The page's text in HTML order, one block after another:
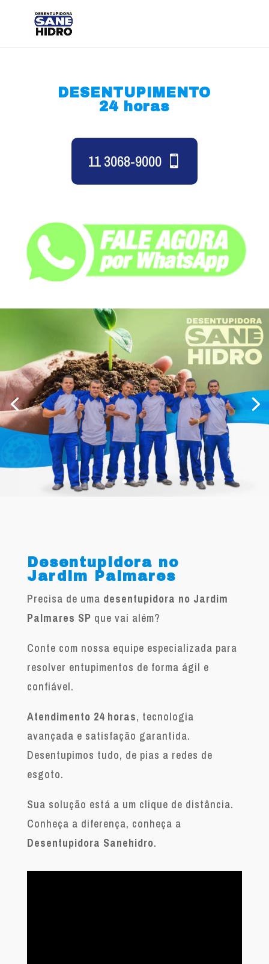
DESENTUPIMENTO
24 horas
11 3068-9000
Desentupidora no
Jardim Palmares
Precisa de uma desentupidora no Jardim
Palmares SP que vai além?
Conte com nossa equipe especializada para
resolver entupimentos de forma ágil e
confiável.
Atendimento 24 horas, tecnologia
avançada e satisfação garantida.
Desentupimos tudo, de pias a redes de
esgoto.
Sua solução está a um clique de distância.
Conheça a diferença, conheça a
Desentupidora Sanehidro.